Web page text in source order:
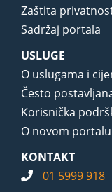
Zaštita
Sadržaj portala
USLUGE
O uslugama i
Često
Korisnička
O novom portalu
KONTAKT
01 5999 918